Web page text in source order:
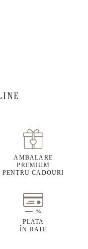
AMBALARE
PREMIUM
PENTRU CADOURI
PLATA
ÎN RATE